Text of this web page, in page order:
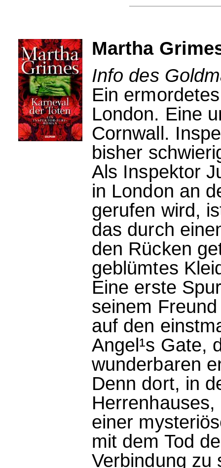
Martha
Info des
Ein
London. Eine
Cornwall.
bisher
Als Inspektor
in London an
gerufen wird,
das durch
den Rücken
geblümtes
Eine erste
seinem
auf den
Angel¹s Gate,
wunderbaren
Denn dort, in
einer
mit dem Tod
Verbindung zu